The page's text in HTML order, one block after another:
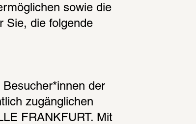
sowie die
Sie, die folgende
der
zugänglichen
FRANKFURT. Mit